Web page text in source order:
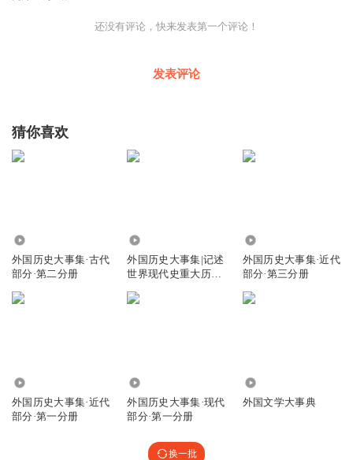
还没有评论，快来发表第一个评论！
发表评论
猜你喜欢
外国历史大事集·古代
部分·第二分册
外国历史大事集|记述
世界现代史重大历史
外国历史大事集·近代
部分·第三分册
外国历史大事集·近代
部分·第一分册
外国历史大事集·现代
部分·第一分册
外国文学大事典
换一批